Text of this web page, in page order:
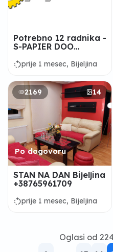
Potrebno 12 radnika -
S-PAPIER DOO
rotate_leftprije 1 mesec, Bijeljina
2169 14
Po dogovoru
STAN NA DAN Bijeljina
+38765961709
rotate_leftprije 1 mesec, Bijeljina
Oglasi od